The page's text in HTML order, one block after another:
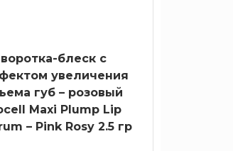
блеск с
увеличения
губ – розовый
Maxi Plump Lip
– Pink Rosy 2.5 гр